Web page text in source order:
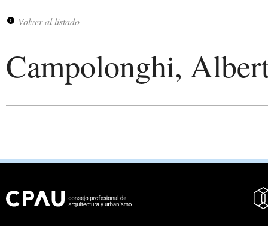
Volver al listado
Campolonghi,